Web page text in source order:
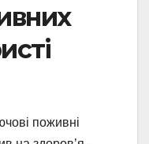
поживні